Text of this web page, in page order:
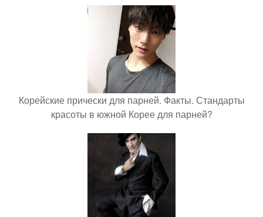
Корейские прически для парней. Факты. Стандарты
красоты в южной Корее для парней?